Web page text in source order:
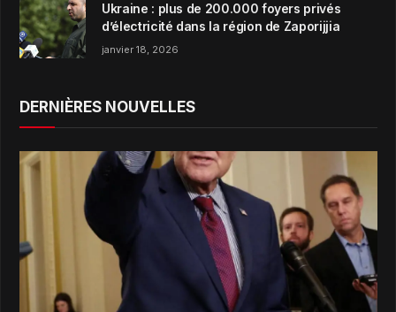
Ukraine : plus de 200.000 foyers privés
d’électricité dans la région de Zaporijjia
janvier 18, 2026
DERNIÈRES NOUVELLES